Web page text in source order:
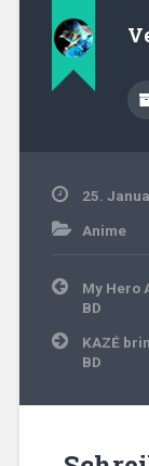
25.
Anime
My Hero
BD
KAZÉ
BD